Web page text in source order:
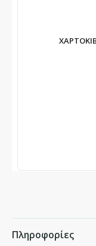
Πληροφορίες